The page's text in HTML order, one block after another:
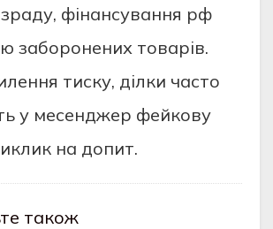
фінансування рф
заборонених товарів.
тиску, ділки часто
у месенджер фейкову
на допит.
також